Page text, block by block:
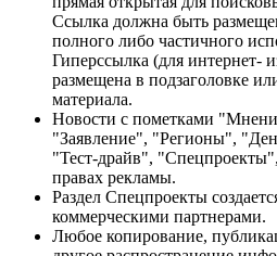
Ссылка должна быть
полного либо частичного
Гиперссылка (для интернет-
размещена в подзаголовке
материала.
Новости с пометками
"Заявление", "Регионы",
"Тест-драйв",
правах рекламы.
Раздел Спецпроекты
коммерческими партнерами.
Любое копирование,